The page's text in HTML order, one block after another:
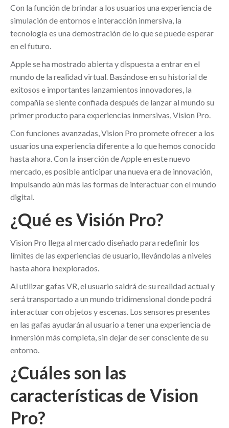
Con la función de brindar a los usuarios una experiencia de
simulación de entornos e interacción inmersiva, la
tecnología es una demostración de lo que se puede esperar
en el futuro.
Apple se ha mostrado abierta y dispuesta a entrar en el
mundo de la realidad virtual. Basándose en su historial de
exitosos e importantes lanzamientos innovadores, la
compañía se siente confiada después de lanzar al mundo su
primer producto para experiencias inmersivas, Vision Pro.
Con funciones avanzadas, Vision Pro promete ofrecer a los
usuarios una experiencia diferente a lo que hemos conocido
hasta ahora. Con la inserción de Apple en este nuevo
mercado, es posible anticipar una nueva era de innovación,
impulsando aún más las formas de interactuar con el mundo
digital.
¿Qué es Visión Pro?
Vision Pro llega al mercado diseñado para redefinir los
límites de las experiencias de usuario, llevándolas a niveles
hasta ahora inexplorados.
Al utilizar gafas VR, el usuario saldrá de su realidad actual y
será transportado a un mundo tridimensional donde podrá
interactuar con objetos y escenas. Los sensores presentes
en las gafas ayudarán al usuario a tener una experiencia de
inmersión más completa, sin dejar de ser consciente de su
entorno.
¿Cuáles son las
características de Vision
Pro?